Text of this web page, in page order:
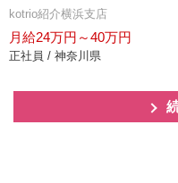
kotrio紹介横浜支店
月給24万円～40万円
正社員 / 神奈川県